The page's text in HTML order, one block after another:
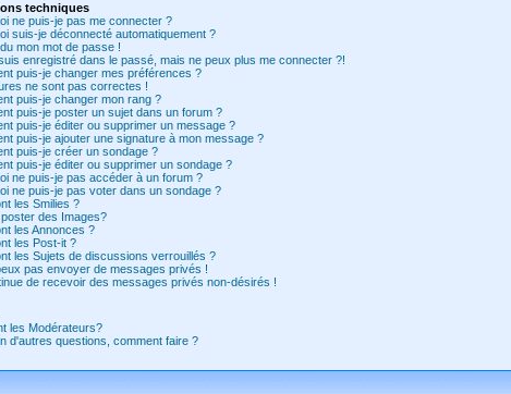
techniques
ne puis-je pas me connecter ?
suis-je déconnecté automatiquement ?
mon mot de passe !
enregistré dans le passé, mais ne peux plus me connecter ?!
puis-je changer mes préférences ?
ne sont pas correctes !
puis-je changer mon rang ?
puis-je poster un sujet dans un forum ?
puis-je éditer ou supprimer un message ?
puis-je ajouter une signature à mon message ?
puis-je créer un sondage ?
puis-je éditer ou supprimer un sondage ?
ne puis-je pas accéder à un forum ?
ne puis-je pas voter dans un sondage ?
les Smilies ?
poster des Images?
les Annonces ?
les Post-it ?
les Sujets de discussions verrouillés ?
pas envoyer de messages privés !
de recevoir des messages privés non-désirés !
les Modérateurs?
d'autres questions, comment faire ?